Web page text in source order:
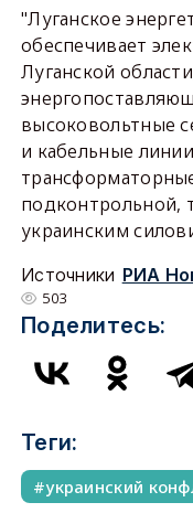
"Луганское
обеспечивает
Луганской
высоковольтные
и кабельные
подконтрольной,
украинским
Источники РИА
503
Поделитесь:
Теги:
украинский